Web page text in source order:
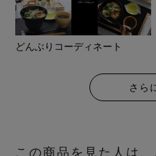
どんぶりコーディネート
さら
この商品を見た人は